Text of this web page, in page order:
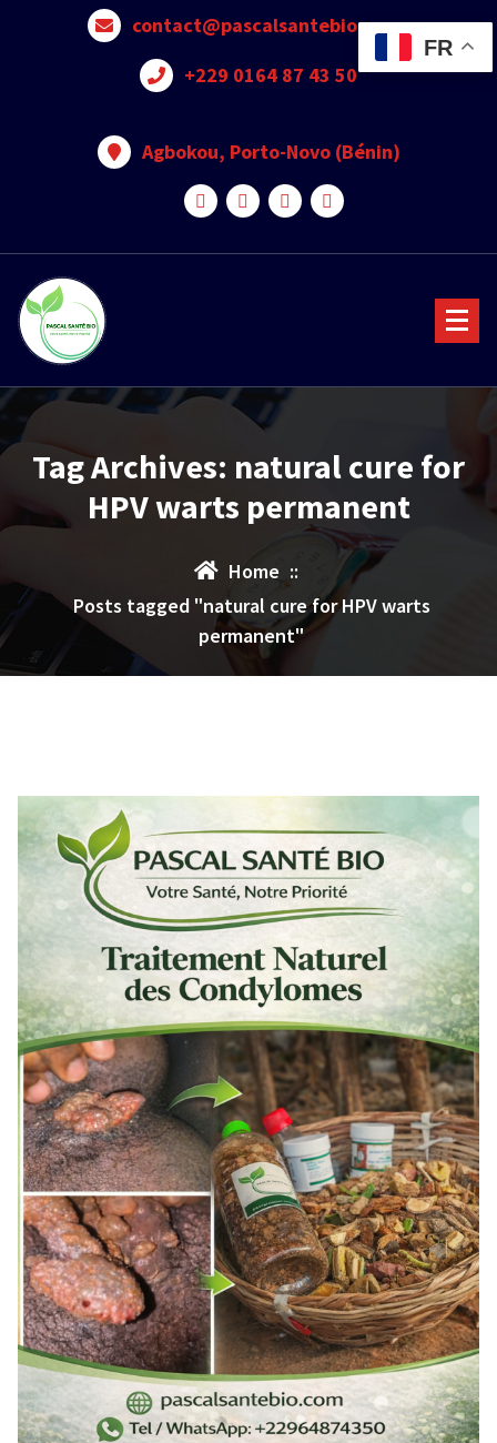
contact@pascalsantebio.com
+229 0164 87 43 50
Agbokou, Porto-Novo (Bénin)
Tag Archives: natural cure for
HPV warts permanent
Home ::
Posts tagged "natural cure for HPV warts
permanent"
FR